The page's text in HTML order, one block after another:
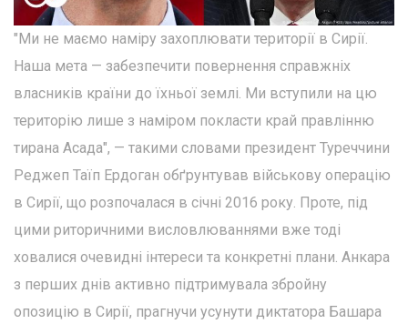
"Ми не маємо наміру захоплювати території в Сирії.
Наша мета — забезпечити повернення справжніх
власників країни до їхньої землі. Ми вступили на цю
територію лише з наміром покласти край правлінню
тирана Асада", — такими словами президент Туреччини
Реджеп Таїп Ердоган обґрунтував військову операцію
в Сирії, що розпочалася в січні 2016 року. Проте, під
цими риторичними висловлюваннями вже тоді
ховалися очевидні інтереси та конкретні плани. Анкара
з перших днів активно підтримувала збройну
опозицію в Сирії, прагнучи усунути диктатора Башара